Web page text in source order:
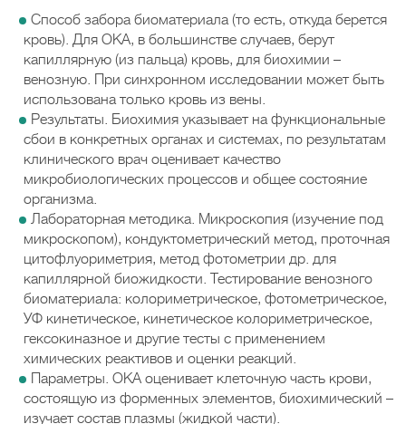
Способ забора биоматериала (то есть, откуда берется
кровь). Для ОКА, в большинстве случаев, берут
капиллярную (из пальца) кровь, для биохимии –
венозную. При синхронном исследовании может быть
использована только кровь из вены.
Результаты. Биохимия указывает на функциональные
сбои в конкретных органах и системах, по результатам
клинического врач оценивает качество
микробиологических процессов и общее состояние
организма.
Лабораторная методика. Микроскопия (изучение под
микроскопом), кондуктометрический метод, проточная
цитофлуориметрия, метод фотометрии др. для
капиллярной биожидкости. Тестирование венозного
биоматериала: колориметрическое, фотометрическое,
УФ кинетическое, кинетическое колориметрическое,
гексокиназное и другие тесты с применением
химических реактивов и оценки реакций.
Параметры. ОКА оценивает клеточную часть крови,
состоящую из форменных элементов, биохимический –
изучает состав плазмы (жидкой части).